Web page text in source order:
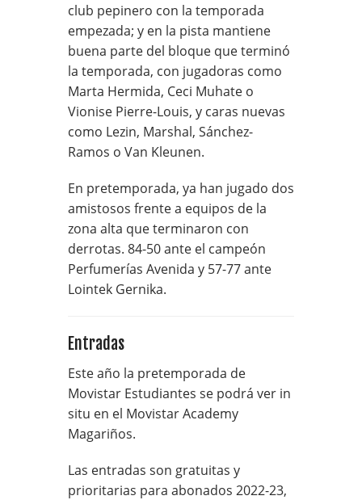
club pepinero con la temporada
empezada; y en la pista mantiene
buena parte del bloque que terminó
la temporada, con jugadoras como
Marta Hermida, Ceci Muhate o
Vionise Pierre-Louis, y caras nuevas
como Lezin, Marshal, Sánchez-
Ramos o Van Kleunen.
En pretemporada, ya han jugado dos
amistosos frente a equipos de la
zona alta que terminaron con
derrotas. 84-50 ante el campeón
Perfumerías Avenida y 57-77 ante
Lointek Gernika.
Entradas
Este año la pretemporada de
Movistar Estudiantes se podrá ver in
situ en el Movistar Academy
Magariños.
Las entradas son gratuitas y
prioritarias para abonados 2022-23,